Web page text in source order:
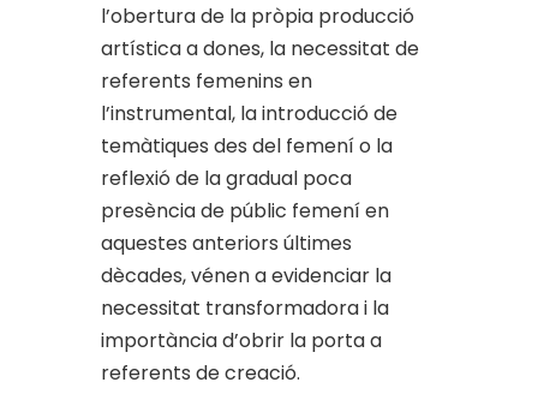
l’obertura de la pròpia producció
artística a dones, la necessitat de
referents femenins en
l’instrumental, la introducció de
temàtiques des del femení o la
reflexió de la gradual poca
presència de públic femení en
aquestes anteriors últimes
dècades, vénen a evidenciar la
necessitat transformadora i la
importància d’obrir la porta a
referents de creació.